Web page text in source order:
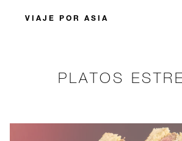
VIAJE POR ASIA
PLATOS